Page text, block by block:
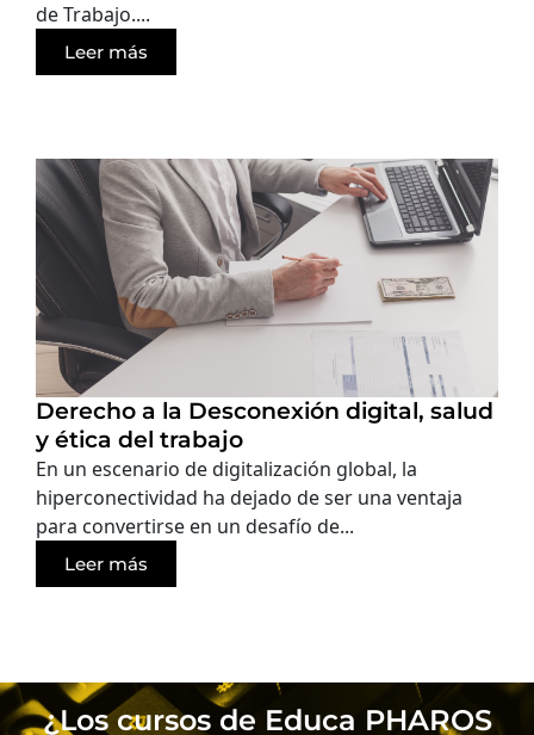
de Trabajo....
Leer más
Derecho a la Desconexión digital, salud
y ética del trabajo
En un escenario de digitalización global, la
hiperconectividad ha dejado de ser una ventaja
para convertirse en un desafío de...
Leer más
¿Los cursos de Educa PHAROS